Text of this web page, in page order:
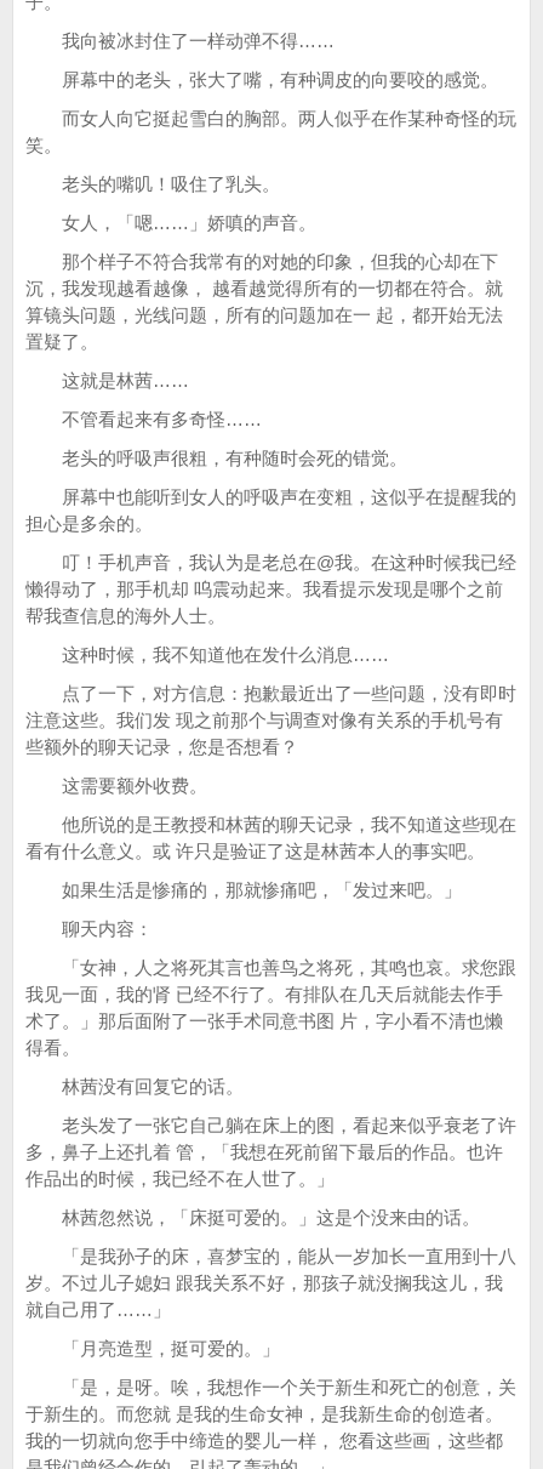
我向被冰封住了一样动弹不得……
屏幕中的老头，张大了嘴，有种调皮的向要咬的感觉。
而女人向它挺起雪白的胸部。两人似乎在作某种奇怪的玩
笑。
老头的嘴叽！吸住了乳头。
女人，「嗯……」娇嗔的声音。
那个样子不符合我常有的对她的印象，但我的心却在下
沉，我发现越看越像， 越看越觉得所有的一切都在符合。就
算镜头问题，光线问题，所有的问题加在一 起，都开始无法
置疑了。
这就是林茜……
不管看起来有多奇怪……
老头的呼吸声很粗，有种随时会死的错觉。
屏幕中也能听到女人的呼吸声在变粗，这似乎在提醒我的
担心是多余的。
叮！手机声音，我认为是老总在@我。在这种时候我已经
懒得动了，那手机却 呜震动起来。我看提示发现是哪个之前
帮我查信息的海外人士。
这种时候，我不知道他在发什么消息……
点了一下，对方信息：抱歉最近出了一些问题，没有即时
注意这些。我们发 现之前那个与调查对像有关系的手机号有
些额外的聊天记录，您是否想看？
这需要额外收费。
他所说的是王教授和林茜的聊天记录，我不知道这些现在
看有什么意义。或 许只是验证了这是林茜本人的事实吧。
如果生活是惨痛的，那就惨痛吧，「发过来吧。」
聊天内容：
「女神，人之将死其言也善鸟之将死，其鸣也哀。求您跟
我见一面，我的肾 已经不行了。有排队在几天后就能去作手
术了。」那后面附了一张手术同意书图 片，字小看不清也懒
得看。
林茜没有回复它的话。
老头发了一张它自己躺在床上的图，看起来似乎衰老了许
多，鼻子上还扎着 管，「我想在死前留下最后的作品。也许
作品出的时候，我已经不在人世了。」
林茜忽然说，「床挺可爱的。」这是个没来由的话。
「是我孙子的床，喜梦宝的，能从一岁加长一直用到十八
岁。不过儿子媳妇 跟我关系不好，那孩子就没搁我这儿，我
就自己用了……」
「月亮造型，挺可爱的。」
「是，是呀。唉，我想作一个关于新生和死亡的创意，关
于新生的。而您就 是我的生命女神，是我新生命的创造者。
我的一切就向您手中缔造的婴儿一样， 您看这些画，这些都